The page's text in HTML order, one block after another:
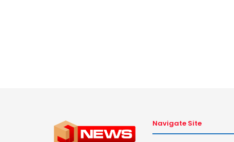
Navigate Site